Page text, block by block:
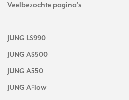
Veelbezochte pagina's
JUNG LS990
JUNG AS500
JUNG A550
JUNG AFlow